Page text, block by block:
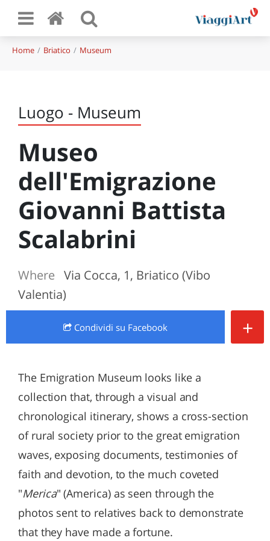
Home Briatico Museum
Luogo - Museum
Museo
dell'Emigrazione
Giovanni Battista
Scalabrini
Where Via Cocca, 1, Briatico (Vibo
Valentia)
Condividi su Facebook +
The Emigration Museum looks like a
collection that, through a visual and
chronological itinerary, shows a cross-section
of rural society prior to the great emigration
waves, exposing documents, testimonies of
faith and devotion, to the much coveted
"Merica" (America) as seen through the
photos sent to relatives back to demonstrate
that they have made a fortune.